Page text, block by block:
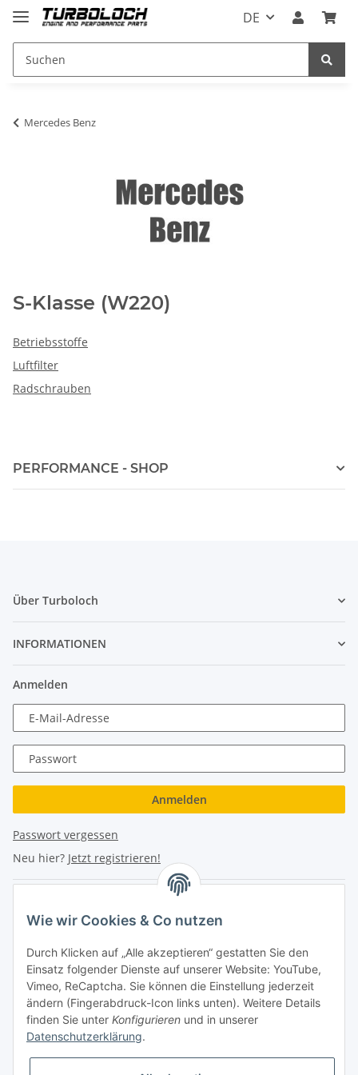
DE
Mercedes Benz
S-Klasse (W220)
Betriebsstoffe
Luftfilter
Radschrauben
PERFORMANCE - SHOP
Über Turboloch
INFORMATIONEN
Anmelden
E-Mail-Adresse
Passwort
Anmelden
Passwort vergessen
Neu hier? Jetzt registrieren!
Hauptplatz 4
2870 Aspang
eMail: info@turboloch.at
Tel: +43 (0)660/1314150
Wie wir Cookies & Co nutzen
Durch Klicken auf „Alle akzeptieren“ gestatten Sie den
Einsatz folgender Dienste auf unserer Website: YouTube,
Vimeo, ReCaptcha. Sie können die Einstellung jederzeit
ändern (Fingerabdruck-Icon links unten). Weitere Details
finden Sie unter Konfigurieren und in unserer
Datenschutzerklärung.